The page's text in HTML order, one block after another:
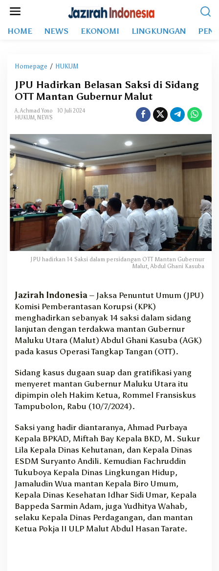
HOME NEWS EKONOMI LINGKUNGAN
Homepage / HUKUM
U
H
r
a
n
B
a
s
a
n
S
a
k
d
S
i
d
a
n
O
T
M
a
t
a
n
G
b
e
r
n
u
r
JPU Hadirkan Belasan Saksi di Sidang
OTT Mantan Gubernur Malut
A. Achmad Yono
10 Juli 2024
HUKUM, NEWS
JPU hadirkan 14 Saksi dalam persidangan OTT Mantan Gubernur
Malut, Abdul Ghani Kasuba
Jazirah Indonesia – Jaksa Penuntut Umum (JPU)
Komisi Pemberantasan Korupsi (KPK)
menghadirkan sebanyak 14 saksi dalam sidang
lanjutan dengan terdakwa mantan Gubernur
Maluku Utara (Malut) Abdul Ghani Kasuba (AGK)
pada kasus Operasi Tangkap Tangan (OTT).
Sidang kasus dugaan suap dan gratifikasi yang
menyeret mantan Gubernur Maluku Utara itu
dipimpin oleh Hakim Ketua, Rommel Fransiskus
Tampubolon, Rabu (10/7/2024).
Saksi yang hadir diantaranya, Ahmad Purbaya
Kepala BPKAD, Miftah Bay Kepala BKD, M. Sukur
Lila Kepala Dinas Kehutanan, dan Kepala Dinas
ESDM Suryanto Andili. Kemudian Fachruddin
Tukuboya Kepala Dinas Lingkungan Hidup,
Jamaludin Wua mantan Kepala Biro Umum,
Kepala Dinas Kesehatan Idhar Sidi Umar, Kepala
Bappeda Sarmin Adam, juga Yudhitya Wahab,
selaku Kepala Dinas Perdagangan, dan mantan
Ketua Pokja II ULP Malut Abdul Hasan Tarate.